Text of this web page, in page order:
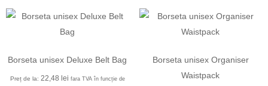
Borseta unisex Deluxe Belt Bag
Preț de la: 22,48 lei fara TVA în funcție de
Borseta unisex Organiser
Waistpack